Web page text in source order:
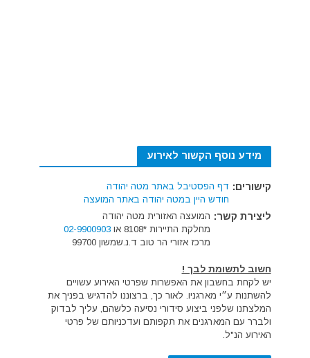
מידע נוסף הקשור לאירוע
קישורים: דף הפסטיבל באתר מטה יהודה
חודש היין במטה יהודה באתר המועצה
ליצירת קשר: המועצה האזורית מטה יהודה
מחלקת התיירות *8108 או
02-9900903
מרכז אזורי הר טוב ד.נ.שמשון 99700
חשוב לתשומת לבך !
יש לקחת בחשבון את האפשרות שפרטי האירוע עשויים
להשתנות ע״י מארגניו. לאור כך, ברצוננו להדגיש בפניך את
המלצתנו שלפני ביצוע סידורי נסיעה כלשהם, עליך לבדוק
ולברר עם המארגנים את תקפותם ועדכניותם של פרטי
האירוע הנ"ל.